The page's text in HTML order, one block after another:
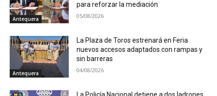
Antequera
para reforzar la mediación
05/08/2026
Antequera
La Plaza de Toros estrenará en Feria
nuevos accesos adaptados con rampas y
sin barreras
04/08/2026
La Policía Nacional detiene a dos ladrones